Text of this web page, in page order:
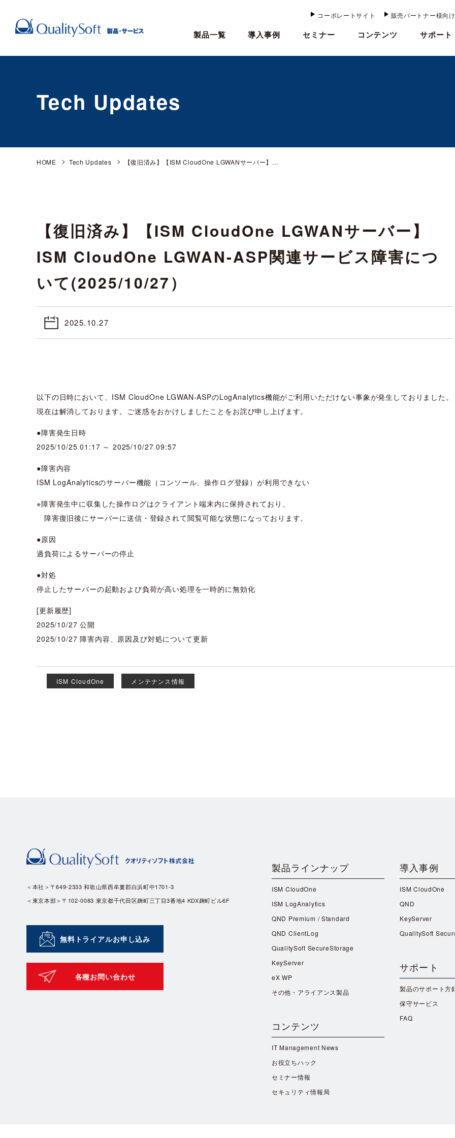
コーポレートサイト 販売パートナー様向け
製品一覧 導入事例 セミナー コンテンツ サポート
Tech Updates
HOME Tech Updates 【復旧済み】【ISM CloudOne LGWANサーバー】...
【復旧済み】【ISM CloudOne LGWANサーバー】
ISM CloudOne LGWAN-ASP関連サービス障害につ
いて(2025/10/27）
2025.10.27
以下の日時において、ISM CloudOne LGWAN-ASPのLogAnalytics機能がご利用いただけない事象が発生しておりました。
現在は解消しております。ご迷惑をおかけしましたことをお詫び申し上げます。
●障害発生日時
2025/10/25 01:17 ～ 2025/10/27 09:57
●障害内容
ISM LogAnalyticsのサーバー機能（コンソール、操作ログ登録）が利用できない
※障害発生中に収集した操作ログはクライアント端末内に保持されており、
障害復旧後にサーバーに送信・登録されて閲覧可能な状態になっております。
●原因
過負荷によるサーバーの停止
●対処
停止したサーバーの起動および負荷が高い処理を一時的に無効化
[更新履歴]
2025/10/27 公開
2025/10/27 障害内容、原因及び対処について更新
ISM CloudOne メンテナンス情報
＜本社＞〒649-2333 和歌山県西牟婁郡白浜町中1701-3
＜東京本部＞〒102-0083 東京都千代田区麹町三丁目3番地4 KDX麹町ビル6F
無料トライアルお申し込み
各種お問い合わせ
製品ラインナップ
ISM CloudOne
ISM LogAnalytics
QND Premium / Standard
QND ClientLog
QualitySoft SecureStorage
KeyServer
eX WP
その他・アライアンス製品
コンテンツ
IT Management News
お役立ちハック
セミナー情報
セキュリティ情報局
導入事例
ISM CloudOne
QND
KeyServer
QualitySoft
サポート
製品のサポート方
保守サービス
FAQ